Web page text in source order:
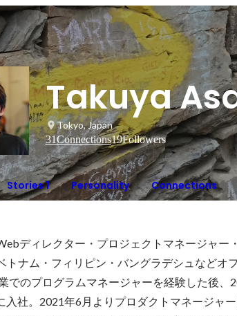
Takuya
Tokyo, Japan
31Connections19Followers
Stories 1 Personality Connections
ディレクター・プロジェクトマネージャー
トナム・フィリピン・バングラデシュなどオ
でのプログラムマネージャーを経験した後
入社。2021年6月よりプロダクトマネージャ